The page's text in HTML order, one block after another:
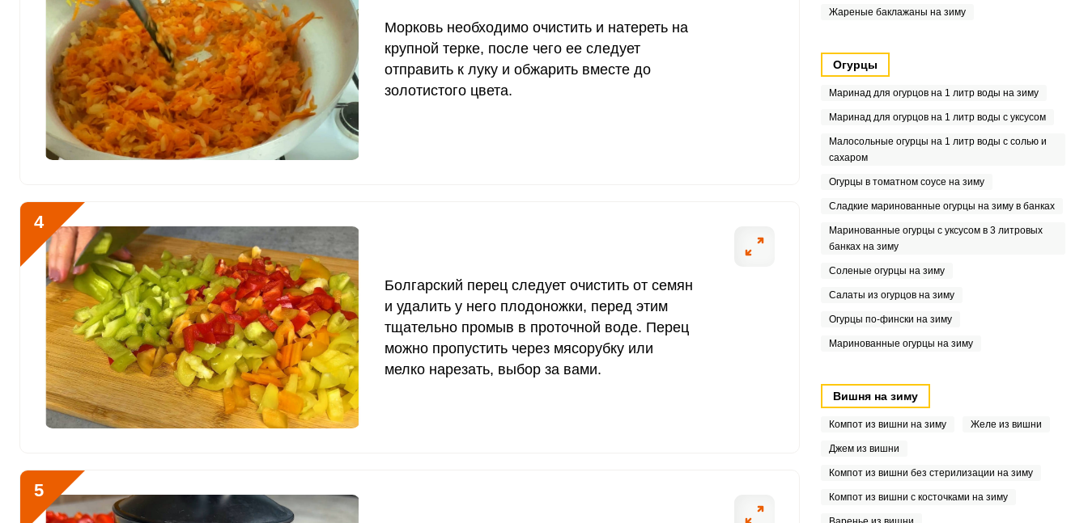
221.6 мкг
Кобальт 189.4 мкг 10 мкг
Литий 1139 мкг 70 мкг 23.3
Марганец 12.1 мкг
Медь 6964.9 мкг
Рубидий
Селен 23.9 мкг
Фтор 1526.2 мкг 4000 мкг 0.5
Хром 261 мкг
Цинк 27.6 мг 12 мг 3.3
Бор 5950 мкг
Ванадий 1030 мкг
Морковь необходимо очистить и натереть на
крупной терке, после чего ее следует
отправить к луку и обжарить вместе до
золотистого цвета.
4
Болгарский перец следует очистить от семян
и удалить у него плодоножки, перед этим
тщательно промыв в проточной воде. Перец
можно пропустить через мясорубку или
мелко нарезать, выбор за вами.
5
Жареные баклажаны на зиму
Огурцы
Маринад для огурцов на 1 литр воды на зиму
Маринад для огурцов на 1 литр воды с уксусом
Малосольные огурцы на 1 литр воды с солью и
сахаром
Огурцы в томатном соусе на зиму
Сладкие маринованные огурцы на зиму в банках
Маринованные огурцы с уксусом в 3 литровых
банках на зиму
Соленые огурцы на зиму
Салаты из огурцов на зиму
Огурцы по-фински на зиму
Маринованные огурцы на зиму
Вишня на зиму
Компот из вишни на зиму Желе из вишни
Джем из вишни
Компот из вишни без стерилизации на зиму
Компот из вишни с косточками на зиму